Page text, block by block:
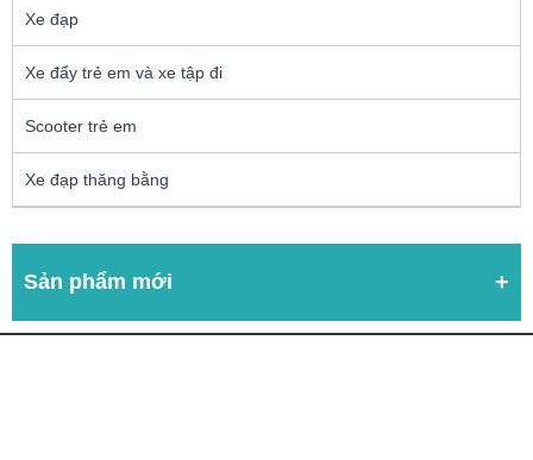
Xe đạp
Xe đẩy trẻ em và xe tập đi
Scooter trẻ em
Xe đạp thăng bằng
Sản phẩm mới